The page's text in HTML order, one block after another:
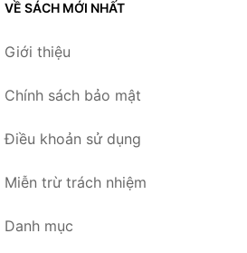
VỀ SÁCH MỚI NHẤT
Giới thiệu
Chính sách bảo mật
Điều khoản sử dụng
Miễn trừ trách nhiệm
Danh mục